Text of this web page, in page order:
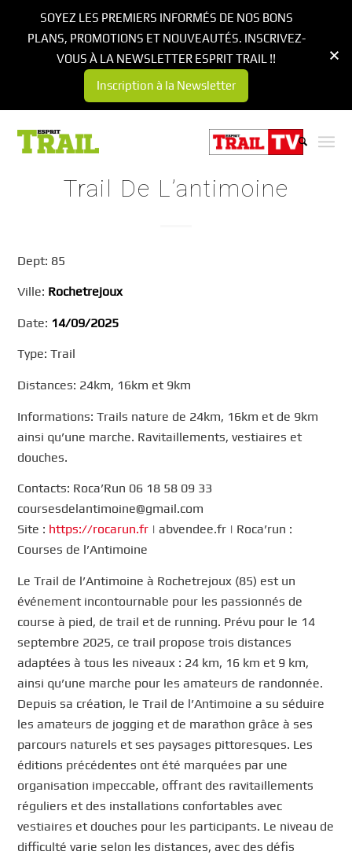
Trail De L’antimoine
Dept: 85
Ville: Rochetrejoux
Date: 14/09/2025
Type: Trail
Distances: 24km, 16km et 9km
Informations: Trails nature de 24km, 16km et de 9km
ainsi qu’une marche. Ravitaillements, vestiaires et
douches.
Contacts: Roca’Run 06 18 58 09 33
coursesdelantimoine@gmail.com
Site : https://rocarun.fr | abvendee.fr | Roca’run :
Courses de l’Antimoine
Le Trail de l’Antimoine à Rochetrejoux (85) est un
événement incontournable pour les passionnés de
course à pied, de trail et de running. Prévu pour le 14
septembre 2025, ce trail propose trois distances
adaptées à tous les niveaux : 24 km, 16 km et 9 km,
ainsi qu’une marche pour les amateurs de randonnée.
Depuis sa création, le Trail de l’Antimoine a su séduire
les amateurs de jogging et de marathon grâce à ses
parcours naturels et ses paysages pittoresques. Les
éditions précédentes ont été marquées par une
organisation impeccable, offrant des ravitaillements
réguliers et des installations confortables avec
vestiaires et douches pour les participants. Le niveau de
difficulté varie selon les distances, avec des défis
SOYEZ LES PREMIERS INFORMÉS DE NOS BONS
PLANS, PROMOTIONS ET NOUVEAUTÉS. INSCRIVEZ-
VOUS À LA NEWSLETTER ESPRIT TRAIL !!
Inscription à la Newsletter